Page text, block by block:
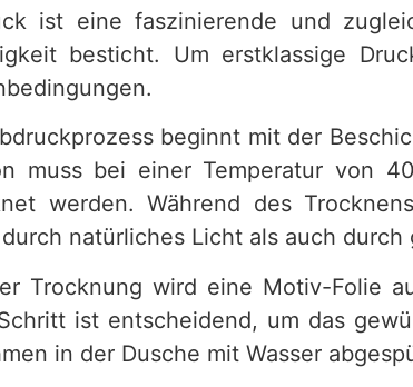
ist eine faszinierende und
besticht. Um erstklassige
beginnt mit der
muss bei einer Temperatur von
werden. Während des
natürliches Licht als auch
Trocknung wird eine Motiv-Folie
ist entscheidend, um das
in der Dusche mit Wasser